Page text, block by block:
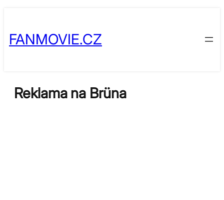
obsah
content
FANMOVIE.CZ
Reklama na Brüna